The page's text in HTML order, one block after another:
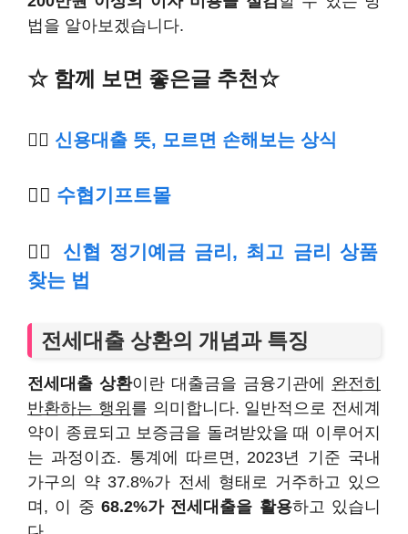
법을 알아보겠습니다.
☆ 함께 보면 좋은글 추천☆
👉🏿 신용대출 뜻, 모르면 손해보는 상식
👉🏿 수협기프트몰
👉🏿 신협 정기예금 금리, 최고 금리 상품
찾는 법
전세대출 상환의 개념과 특징
전세대출 상환이란 대출금을 금융기관에 완전히
반환하는 행위 를 의미합니다. 일반적으로 전세계
약이 종료되고 보증금을 돌려받았을 때 이루어지
는 과정이죠. 통계에 따르면, 2023년 기준 국내
가구의 약 37.8%가 전세 형태로 거주하고 있으
며, 이 중 68.2%가 전세대출을 활용하고 있습니